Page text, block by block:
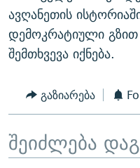
ავღანეთის
დემოკრატიული
შემთხვევა იქნება.
გაზიარება
შეიძლება